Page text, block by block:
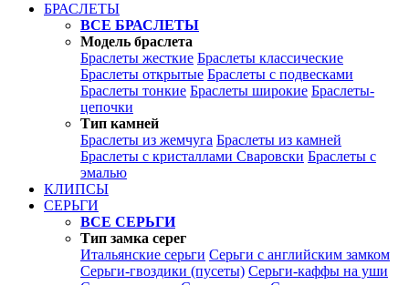
БРАСЛЕТЫ
ВСЕ БРАСЛЕТЫ
Модель браслета
Браслеты жесткие Браслеты классические
Браслеты открытые Браслеты с подвесками
Браслеты тонкие Браслеты широкие Браслеты-
цепочки
Тип камней
Браслеты из жемчуга Браслеты из камней
Браслеты с кристаллами Сваровски Браслеты с
эмалью
КЛИПСЫ
СЕРЬГИ
ВСЕ СЕРЬГИ
Тип замка серег
Итальянские серьги Серьги с английским замком
Серьги-гвоздики (пусеты) Серьги-каффы на уши